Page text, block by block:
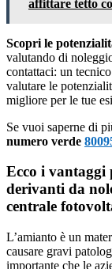
affittare tetto
Scopri le
valutando di
contattaci: un
valutare le
migliore per le tue
Se vuoi saperne di
numero verde
Ecco i vantaggi
derivanti da
centrale
L’amianto è un
causare gravi
importante che le